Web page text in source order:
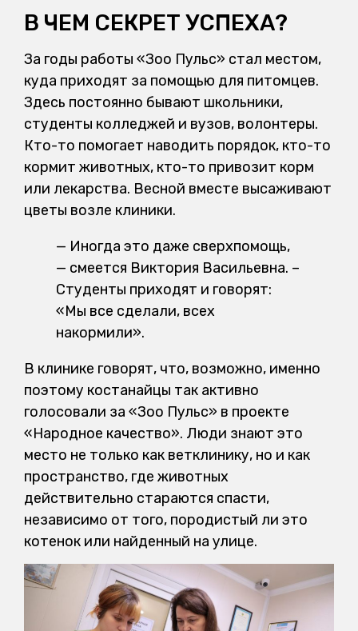
В ЧЕМ СЕКРЕТ УСПЕХА?
За годы работы «Зоо Пульс» стал местом,
куда приходят за помощью для питомцев.
Здесь постоянно бывают школьники,
студенты колледжей и вузов, волонтеры.
Кто-то помогает наводить порядок, кто-то
кормит животных, кто-то привозит корм
или лекарства. Весной вместе высаживают
цветы возле клиники.
— Иногда это даже сверхпомощь,
— смеется Виктория Васильевна. –
Студенты приходят и говорят:
«Мы все сделали, всех
накормили».
В клинике говорят, что, возможно, именно
поэтому костанайцы так активно
голосовали за «Зоо Пульс» в проекте
«Народное качество». Люди знают это
место не только как ветклинику, но и как
пространство, где животных
действительно стараются спасти,
независимо от того, породистый ли это
котенок или найденный на улице.